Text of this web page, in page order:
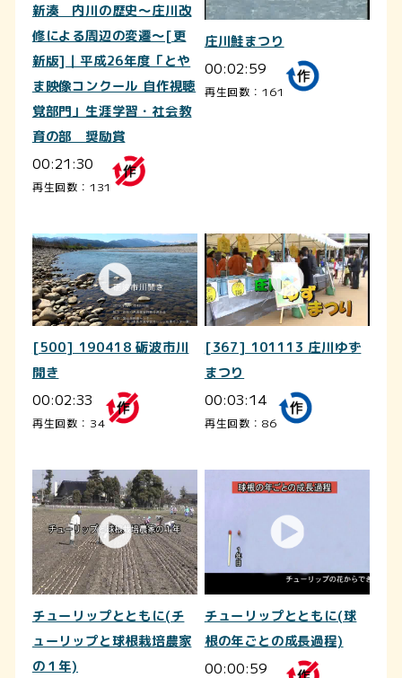
新湊 内川の歴史～庄川改
修による周辺の変遷～[更
新版]｜平成26年度「とや
ま映像コンクール 自作視聴
覚部門」生涯学習・社会教
育の部 奨励賞
00:21:30
再生回数：131
庄川鮭まつり
00:02:59
再生回数：161
[500] 190418 砺波市川
開き
00:02:33
再生回数：34
[367] 101113 庄川ゆず
まつり
00:03:14
再生回数：86
チューリップとともに(チ
ューリップと球根栽培農家
の１年)
チューリップとともに(球
根の年ごとの成長過程)
00:00:59